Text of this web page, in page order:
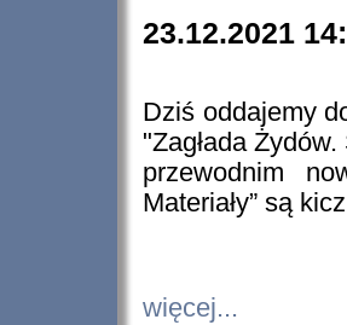
23.12.2021
Dziś oddajemy
"Zagłada
przewodnim
Materiały” są
więcej...